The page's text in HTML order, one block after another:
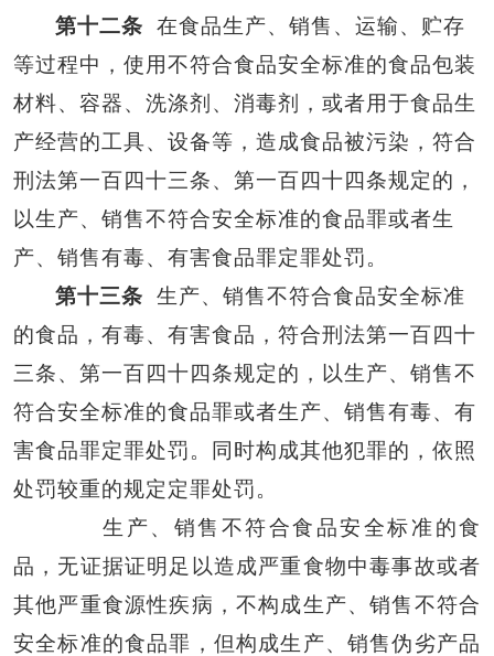
第十二条 在食品生产、销售、运输、贮存
等过程中，使用不符合食品安全标准的食品包装
材料、容器、洗涤剂、消毒剂，或者用于食品生
产经营的工具、设备等，造成食品被污染，符合
刑法第一百四十三条、第一百四十四条规定的，
以生产、销售不符合安全标准的食品罪或者生
产、销售有毒、有害食品罪定罪处罚。
第十三条 生产、销售不符合食品安全标准
的食品，有毒、有害食品，符合刑法第一百四十
三条、第一百四十四条规定的，以生产、销售不
符合安全标准的食品罪或者生产、销售有毒、有
害食品罪定罪处罚。同时构成其他犯罪的，依照
处罚较重的规定定罪处罚。
生产、销售不符合食品安全标准的食
品，无证据证明足以造成严重食物中毒事故或者
其他严重食源性疾病，不构成生产、销售不符合
安全标准的食品罪，但构成生产、销售伪劣产品